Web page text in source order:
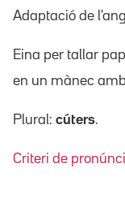
Adaptació de
Eina per tallar
en un mànec
Plural: cúters.
Criteri de